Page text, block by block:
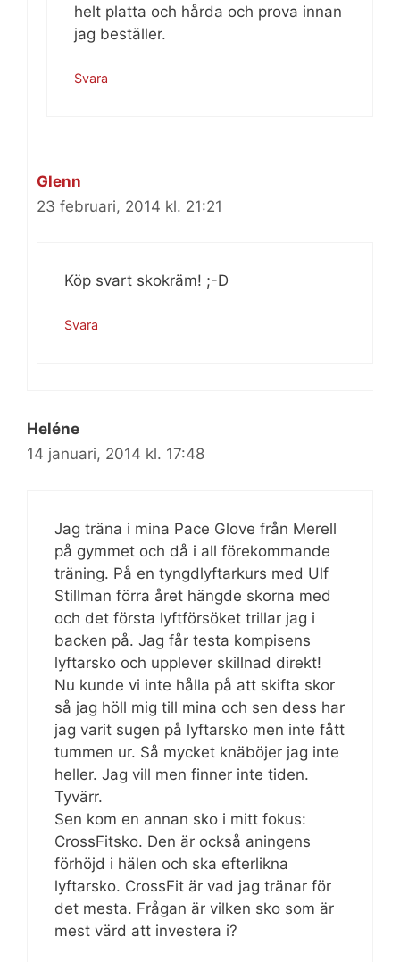
helt platta och hårda och prova innan
jag beställer.
Svara
Glenn
23 februari, 2014 kl. 21:21
Köp svart skokräm! ;-D
Svara
Heléne
14 januari, 2014 kl. 17:48
Jag träna i mina Pace Glove från Merell
på gymmet och då i all förekommande
träning. På en tyngdlyftarkurs med Ulf
Stillman förra året hängde skorna med
och det första lyftförsöket trillar jag i
backen på. Jag får testa kompisens
lyftarsko och upplever skillnad direkt!
Nu kunde vi inte hålla på att skifta skor
så jag höll mig till mina och sen dess har
jag varit sugen på lyftarsko men inte fått
tummen ur. Så mycket knäböjer jag inte
heller. Jag vill men finner inte tiden.
Tyvärr.
Sen kom en annan sko i mitt fokus:
CrossFitsko. Den är också aningens
förhöjd i hälen och ska efterlikna
lyftarsko. CrossFit är vad jag tränar för
det mesta. Frågan är vilken sko som är
mest värd att investera i?